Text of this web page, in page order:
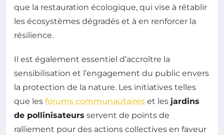
que la restauration écologique, qui vise à rétablir
les écosystèmes dégradés et à en renforcer la
résilience.
Il est également essentiel d’accroître la
sensibilisation et l’engagement du public envers
la protection de la nature. Les initiatives telles
que les forums communautaires et les jardins
de pollinisateurs servent de points de
ralliement pour des actions collectives en faveur